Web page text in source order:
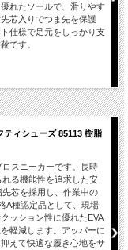
れたソールで、滑りやす
芯入りでつま先を保護
仕様で足元をしっかり支
です。
ティシューズ 85113 樹脂
スニーカーです。長時
る機能性を追求した安
芯を採用し、作業中の
A種認定品として、現場
ッション性に優れたEVA
軽減します。アッパーに
えて快適な履き心地をサ